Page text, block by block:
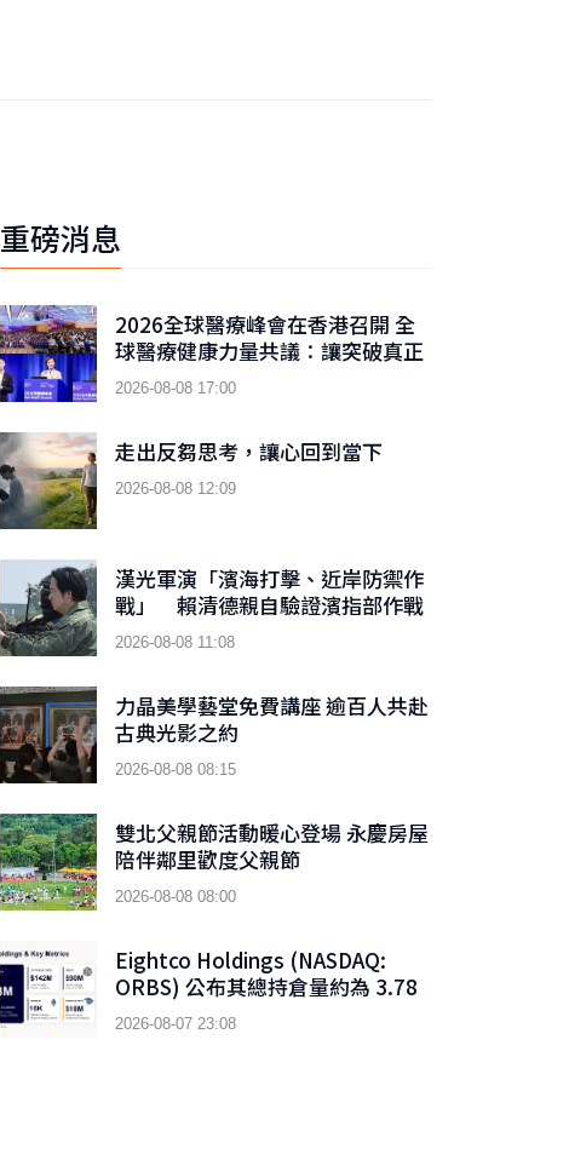
重磅消息
2026全球醫療峰會在香港召開 全
球醫療健康力量共議：讓突破真正
抵達患者
2026-08-08 17:00
走出反芻思考，讓心回到當下
2026-08-08 12:09
漢光軍演「濱海打擊、近岸防禦作
戰」 賴清德親自驗證濱指部作戰
成效
2026-08-08 11:08
力晶美學藝堂免費講座 逾百人共赴
古典光影之約
2026-08-08 08:15
雙北父親節活動暖心登場 永慶房屋
陪伴鄰里歡度父親節
2026-08-08 08:00
Eightco Holdings (NASDAQ:
ORBS) 公布其總持倉量約為 3.78
億美元，當中包括 OpenAI、
Beast Industries、超過 16,000
2026-08-07 23:08